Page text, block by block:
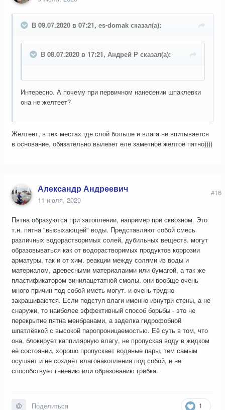
В 09.07.2020 в 07:21, es-domak сказал(а):
В 08.07.2020 в 17:21, Андрей Р сказал(а):
Интересно. А почему при первичном нанесении шпаклевки
она не желтеет?
Желтеет, в тех местах где слой больше и влага не впитывается
в основание, обязательно вылезет еле заметное жёлтое пятно))))
Александр Андреевич
11 июля, 2020
#16
Пятна образуются при затоплении, например при сквозном. Это
т.н. пятна "высыхающей" воды. Представляют собой смесь
различных водорастворимых солей, дубильных веществ. могут
образовываться как от водорастворимых продуктов коррозии
арматуры, так и от хим. реакции между солями из воды и
материалом, древесными материалаими или бумагой, а так же
пластификатором винилацетатной смолы. они вообще очень
много причин под собой иметь могут. и очень трудно
закрашиваются. Если подступ влаги именно изнутри стены, а не
снаружи, то наиболее эффективный способ борьбы - это не
перекрытие пятна менбранами, а заделка гидрофобной
шпатлёвкой с высокой паропроницаемостью. Её суть в том, что
она, блокирует каппилярную влагу, не пропуская воду в жидком
её состоянии, хорошо пропускает водяные пары, тем самым
осушает и не создаёт влагонакопления под собой, и не
способствует гниению или образованию грибка.
1
Поделиться